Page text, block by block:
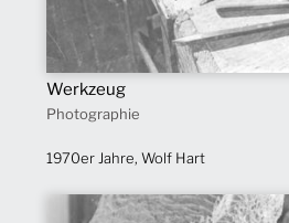
Werkzeug
Photographie
1970er Jahre, Wolf Hart